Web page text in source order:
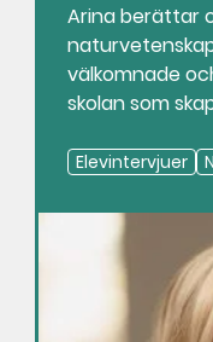
Arina berättar
välkomnade
skolan som
Elevintervjuer